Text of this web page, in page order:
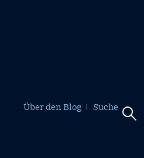
Über den Blog Suche